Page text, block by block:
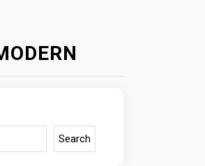
Search